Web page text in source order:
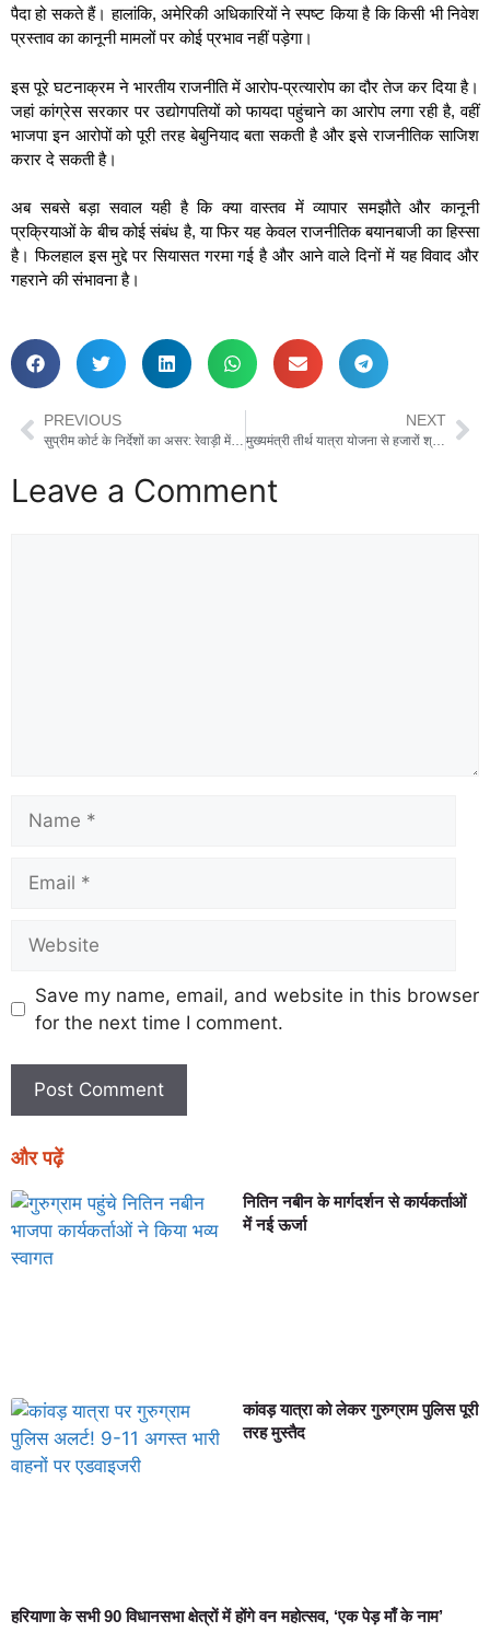
पैदा हो सकते हैं। हालांकि, अमेरिकी अधिकारियों ने स्पष्ट किया है कि किसी भी निवेश
प्रस्ताव का कानूनी मामलों पर कोई प्रभाव नहीं पड़ेगा।
इस पूरे घटनाक्रम ने भारतीय राजनीति में आरोप-प्रत्यारोप का दौर तेज कर दिया है।
जहां कांग्रेस सरकार पर उद्योगपतियों को फायदा पहुंचाने का आरोप लगा रही है, वहीं
भाजपा इन आरोपों को पूरी तरह बेबुनियाद बता सकती है और इसे राजनीतिक साजिश
करार दे सकती है।
अब सबसे बड़ा सवाल यही है कि क्या वास्तव में व्यापार समझौते और कानूनी
प्रक्रियाओं के बीच कोई संबंध है, या फिर यह केवल राजनीतिक बयानबाजी का हिस्सा
है। फिलहाल इस मुद्दे पर सियासत गरमा गई है और आने वाले दिनों में यह विवाद और
गहराने की संभावना है।
PREVIOUS
सुप्रीम कोर्ट के निर्देशों का असर: रेवाड़ी में बार-बेंच विवाद खत्म
NEXT
मुख्यमंत्री तीर्थ यात्रा योजना से हजारों श्रद्धालुओं को मिल रहा आध्यात्मिक लाभ : विधायक मुकेश शर्मा
Leave a Comment
Save my name, email, and website in this browser
for the next time I comment.
और पढ़ें
नितिन नबीन के मार्गदर्शन से कार्यकर्ताओं
में नई ऊर्जा
कांवड़ यात्रा को लेकर गुरुग्राम पुलिस पूरी
तरह मुस्तैद
हरियाणा के सभी 90 विधानसभा क्षेत्रों में होंगे वन महोत्सव, ‘एक पेड़ माँ के नाम’